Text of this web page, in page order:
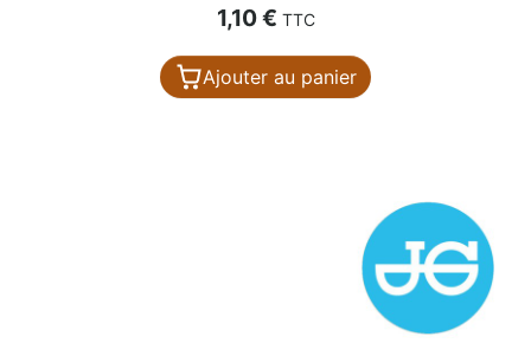
Prix
1,10 € TTC
Ajouter au panier